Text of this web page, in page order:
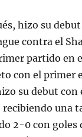
hizo su
contra el
partido en
con el primer
su debut con
una
2-0 con goles